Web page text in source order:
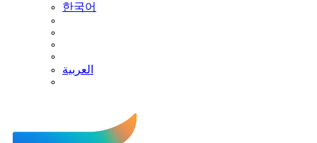
한국어
العربية